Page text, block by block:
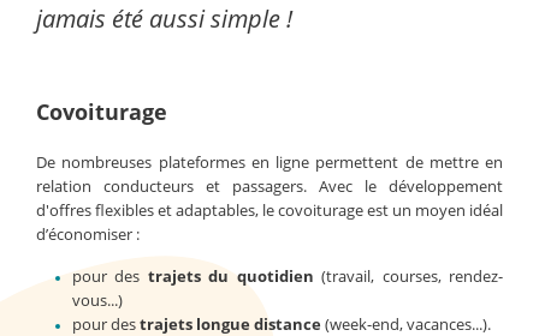
jamais été aussi simple !
Covoiturage
De nombreuses plateformes en ligne permettent de mettre en
relation conducteurs et passagers. Avec le développement
d'offres flexibles et adaptables, le covoiturage est un moyen idéal
d’économiser :
pour des trajets du quotidien (travail, courses, rendez-
vous...)
pour destrajets longue distance (week-end, vacances...).